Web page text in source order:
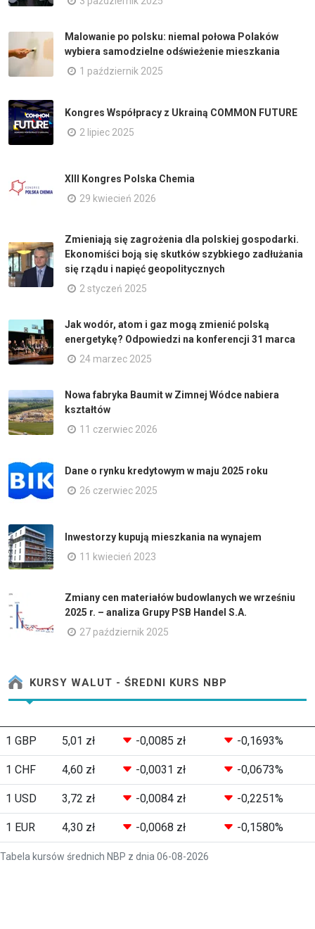
Malowanie po polsku: niemal połowa Polaków
wybiera samodzielne odświeżenie mieszkania
1 październik 2025
Kongres Współpracy z Ukrainą COMMON FUTURE
2 lipiec 2025
XIII Kongres Polska Chemia
29 kwiecień 2026
Zmieniają się zagrożenia dla polskiej gospodarki.
Ekonomiści boją się skutków szybkiego zadłużania
się rządu i napięć geopolitycznych
2 styczeń 2025
Jak wodór, atom i gaz mogą zmienić polską
energetykę? Odpowiedzi na konferencji 31 marca
24 marzec 2025
Nowa fabryka Baumit w Zimnej Wódce nabiera
kształtów
11 czerwiec 2026
Dane o rynku kredytowym w maju 2025 roku
26 czerwiec 2025
Inwestorzy kupują mieszkania na wynajem
11 kwiecień 2023
Zmiany cen materiałów budowlanych we wrześniu
2025 r. – analiza Grupy PSB Handel S.A.
27 październik 2025
KURSY WALUT - ŚREDNI KURS NBP
Tabela kursów średnich NBP z dnia 06-08-2026
1 GBP 5,01 zł -0,0085 zł -0,1693%
1 CHF 4,60 zł -0,0031 zł -0,0673%
1 USD 3,72 zł -0,0084 zł -0,2251%
1 EUR 4,30 zł -0,0068 zł -0,1580%